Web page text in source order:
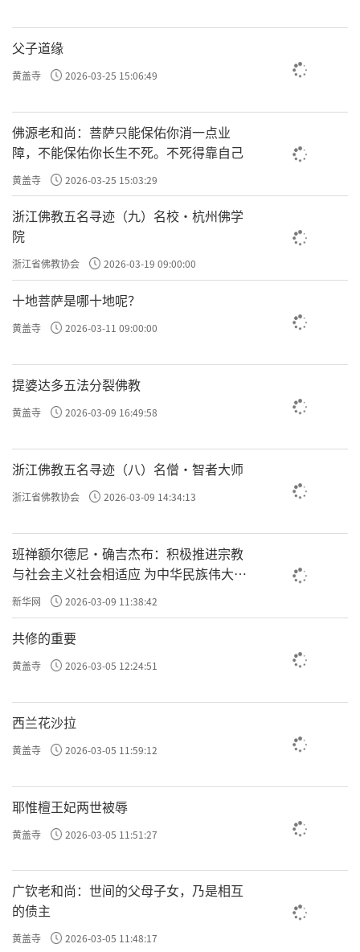
父子道缘
黄盖寺 2026-03-25 15:06:49
佛源老和尚：菩萨只能保佑你消一点业
障，不能保佑你长生不死。不死得靠自己
黄盖寺 2026-03-25 15:03:29
浙江佛教五名寻迹（九）名校·杭州佛学
院
浙江省佛教协会 2026-03-19 09:00:00
十地菩萨是哪十地呢？
黄盖寺 2026-03-11 09:00:00
提婆达多五法分裂佛教
黄盖寺 2026-03-09 16:49:58
浙江佛教五名寻迹（八）名僧·智者大师
浙江省佛教协会 2026-03-09 14:34:13
班禅额尔德尼·确吉杰布：积极推进宗教
与社会主义社会相适应 为中华民族伟大复
兴贡献力量
新华网 2026-03-09 11:38:42
共修的重要
黄盖寺 2026-03-05 12:24:51
西兰花沙拉
黄盖寺 2026-03-05 11:59:12
耶惟檀王妃两世被辱
黄盖寺 2026-03-05 11:51:27
广钦老和尚：世间的父母子女，乃是相互
的债主
黄盖寺 2026-03-05 11:48:17